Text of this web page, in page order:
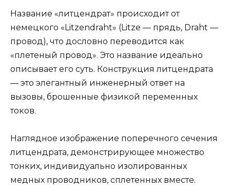
Название «литцендрат» происходит от
немецкого «Litzendraht» (Litze — прядь, Draht —
провод), что дословно переводится как
«плетеный провод». Это название идеально
описывает его суть. Конструкция литцендрата
— это элегантный инженерный ответ на
вызовы, брошенные физикой переменных
токов.
Наглядное изображение поперечного сечения
литцендрата, демонстрирующее множество
тонких, индивидуально изолированных
медных проводников, сплетенных вместе.